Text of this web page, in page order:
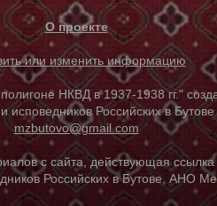
О проекте
или изменить информацию
НКВД в 1937-1938 гг."
исповедников Российских в
mzbutovo@gmail.com
с сайта, действующая
Российских в Бутове, АНО